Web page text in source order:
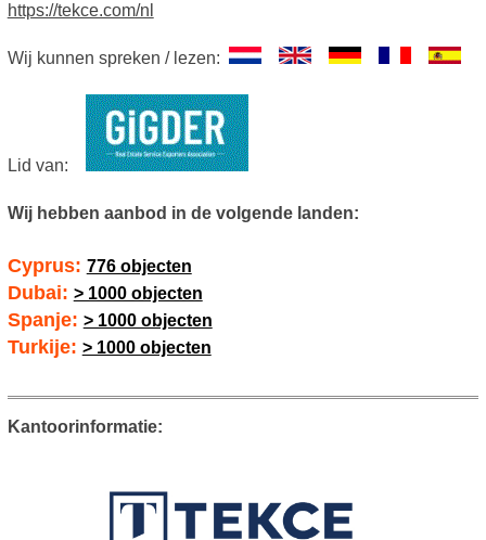
https://tekce.com/nl
Wij kunnen spreken / lezen:
Lid van:
Wij hebben aanbod in de volgende landen:
Cyprus: 776 objecten
Dubai: > 1000 objecten
Spanje: > 1000 objecten
Turkije: > 1000 objecten
Kantoorinformatie: